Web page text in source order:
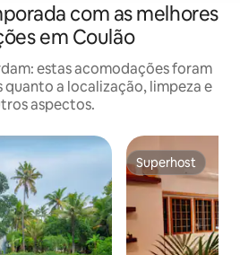
com as melhores
em Coulão
estas acomodações foram
quanto a localização, limpeza e
aspectos.
Superhost
Superhost